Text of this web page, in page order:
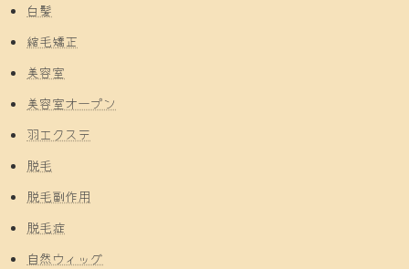
白髪
縮毛矯正
美容室
美容室オープン
羽エクステ
脱毛
脱毛副作用
脱毛症
自然ウィッグ